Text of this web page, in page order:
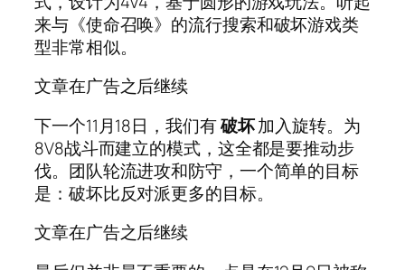
来与《使命召唤》的流行搜索和破坏游戏类
型非常相似。
文章在广告之后继续
下一个11月18日，我们有破坏加入旋转。为
8V8战斗而建立的模式，这全都是要推动步
伐。团队轮流进攻和防守，一个简单的目标
是：破坏比反对派更多的目标。
文章在广告之后继续